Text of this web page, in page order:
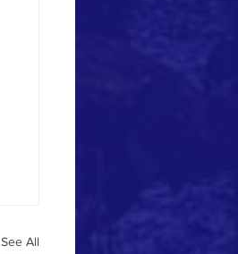
See All